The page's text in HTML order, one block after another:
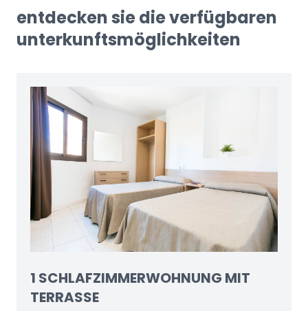
entdecken sie die verfügbaren
unterkunftsmöglichkeiten
1 SCHLAFZIMMERWOHNUNG MIT
TERRASSE